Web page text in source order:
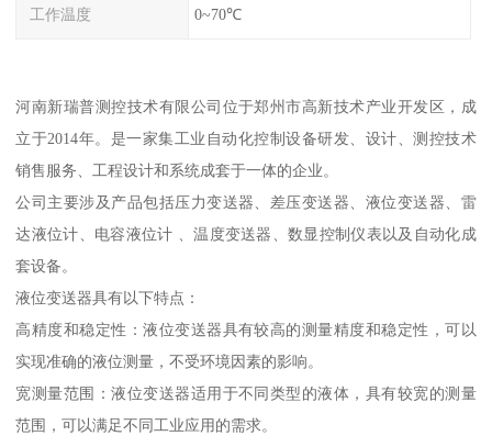
工作温度 0~70℃
河南新瑞普测控技术有限公司位于郑州市高新技术产业开发区，成
立于2014年。是一家集工业自动化控制设备研发、设计、测控技术
销售服务、工程设计和系统成套于一体的企业。
公司主要涉及产品包括压力变送器、差压变送器、液位变送器、雷
达液位计、电容液位计 、温度变送器、数显控制仪表以及自动化成
套设备。
液位变送器具有以下特点：
高精度和稳定性：液位变送器具有较高的测量精度和稳定性，可以
实现准确的液位测量，不受环境因素的影响。
宽测量范围：液位变送器适用于不同类型的液体，具有较宽的测量
范围，可以满足不同工业应用的需求。